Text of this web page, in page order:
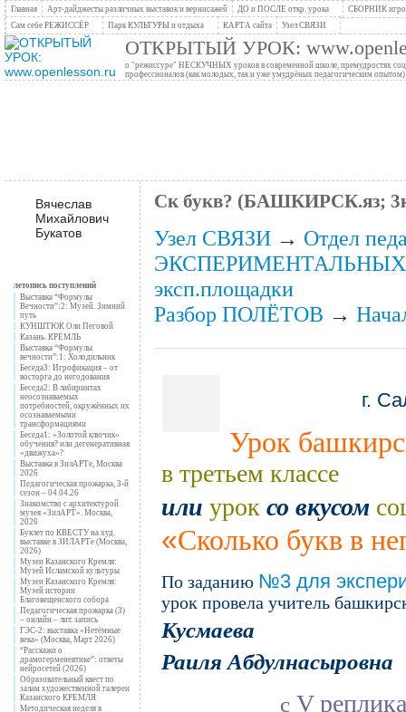
Главная Арт-дайджесты различных выставок и вернисажей ДО и ПОСЛЕ откр. урока
СБОРНИК
Сам себе РЕЖИССЁР
Парк КУЛЬТУРЫ и отдыха КАРТА сайта Узел СВЯЗИ
ОТКРЫТЫЙ УРОК:
о "режиссуре" НЕСКУЧНЫХ уроков в современной школе, премудростях
профессионалов (как молодых, так и уже умудрёных педагогическим опытом)
Вячеслав
Михайлович
Букатов
летопись поступлений
Выставка “Формулы
Вечности”:2: Музей. Зимний
путь
КУНШТЮК Оли Пеговой
Казань. КРЕМЛЬ
Выставка “Формулы
вечности”:1: Холодильник
Беседа3: Игрофикация – от
восторга до негодования
Беседа2: В лабиринтах
неосознаваемых
потребностей, окружённых их
осознаваемыми
трансформациями
Беседа1: «Золотой ключик»
обучения? или дегенеративная
«движуха»?
Выставка в ЗилАРТе, Москва
2026
Педагогическая прожарка, 3-й
сезон – 04.04.26
Знакомство с архитектурой
музея «ЗилАРТ». Москва,
2026
Буклет по КВЕСТУ на худ.
выставке в ЗИЛАРТе (Москва,
2026)
Музеи Казанского Кремля:
Музей Исламской культуры
Музеи Казанского Кремля:
Музей истории
Благовещенского собора
Педагогическая прожарка (3)
– онлайн – лит. запись
ГЭС-2: выставка «Нетёмные
века» (Москва, Март 2026)
“Расскажи о
драмогерменевтике”: ответы
нейросетей (2026)
Образовательный квест по
залам художественной галереи
Казанского КРЕМЛЯ
Методическая неделя в
Ск букв? (БАШКИРСК.яз;
Узел СВЯЗИ→ Отдел
ЭКСПЕРИМЕНТАЛЬНЫХ
эксп.площадки
Разбор ПОЛЁТОВ →
г.
Урок
в третьем классе
или урок со вкусом
«Сколько букв в
По заданию №3 для
урок провела учитель
Кусмаева
Раиля Абдулнасыровна
сV